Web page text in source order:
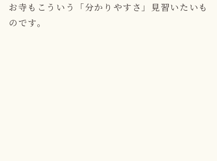
お寺もこういう「分かりやすさ」見習いたいも
のです。